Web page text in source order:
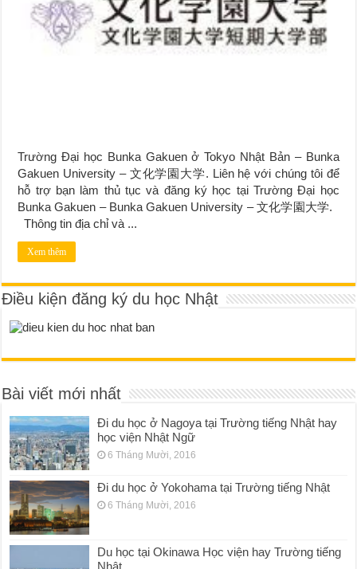
Trường Đại học Bunka Gakuen ở Tokyo Nhật Bản – Bunka
Gakuen University – 文化学園大学. Liên hệ với chúng tôi để
hỗ trợ bạn làm thủ tục và đăng ký học tại Trường Đại học
Bunka Gakuen – Bunka Gakuen University – 文化学園大学.
Thông tin địa chỉ và ...
Xem thêm
Điều kiện đăng ký du học Nhật
Bài viết mới nhất
Đi du học ở Nagoya tại Trường tiếng Nhật hay
học viện Nhật Ngữ
6 Tháng Mười, 2016
Đi du học ở Yokohama tại Trường tiếng Nhật
6 Tháng Mười, 2016
Du học tại Okinawa Học viện hay Trường tiếng